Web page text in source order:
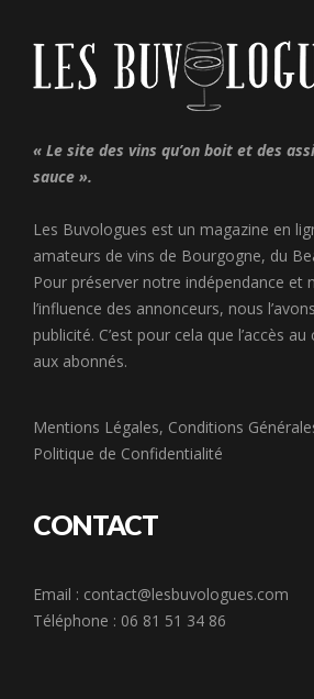
« Le site des vins qu’on boit et des
sauce ».
Les Buvologues est un magazine en
amateurs de vins de Bourgogne, du
Pour préserver notre indépendance et
l’influence des annonceurs, nous
publicité. C’est pour cela que l’accès
aux abonnés.
Mentions Légales, Conditions
Politique de Confidentialité
CONTACT
Email : contact@lesbuvologues.com
Téléphone : 06 81 51 34 86